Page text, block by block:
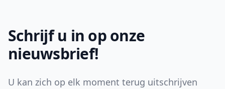
Schrijf u in op onze
nieuwsbrief!
U kan zich op elk moment terug uitschrijven